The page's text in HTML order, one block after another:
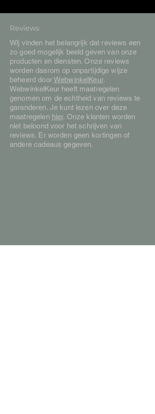
Reviews
Wij vinden het belangrijk dat reviews een
zo goed mogelijk beeld geven van onze
producten en diensten. Onze reviews
worden daarom op onpartijdige wijze
beheerd doorWebwinkelKeur.
WebwinkelKeur heeft maatregelen
genomen om de echtheid van reviews te
garanderen. Je kunt lezen over deze
maatregelen hier. Onze klanten worden
niet beloond voor het schrijven van
reviews. Er worden geen kortingen of
andere cadeaus gegeven.